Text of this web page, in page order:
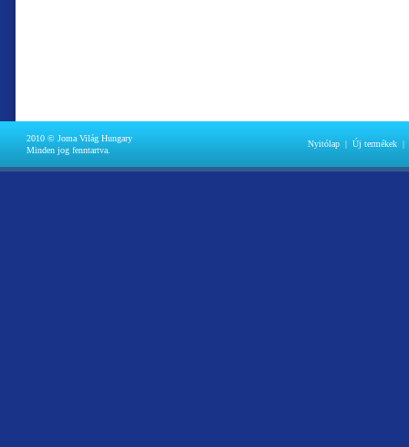
2010 © Joma Világ Hungary
Minden jog fenntartva.
Nyitólap| Új termékek|